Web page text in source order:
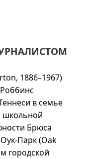
1886–1967)
в семье
школьной
Брюса
Парк (Oak
городской